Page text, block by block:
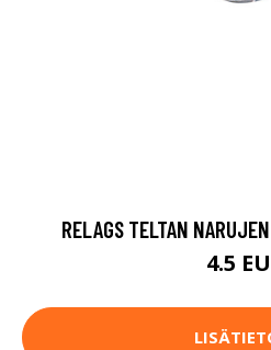
RELAGS TELTAN
4.5